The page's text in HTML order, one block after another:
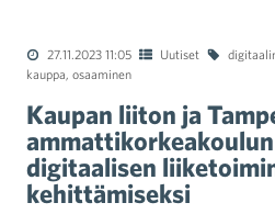
27.11.2023 11:05 Uutiset
kauppa, osaaminen
Kaupan liiton ja
digitaalisen
kehittämiseksi